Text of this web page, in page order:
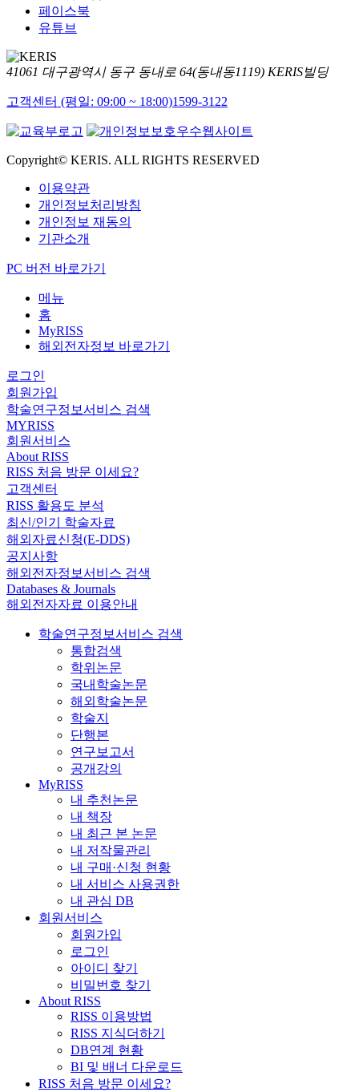
페이스북
유튜브
41061 대구광역시 동구 동내로 64(동내동1119) KERIS빌딩
고객센터 (평일: 09:00 ~ 18:00)1599-3122
Copyright© KERIS. ALL RIGHTS RESERVED
이용약관
개인정보처리방침
개인정보 재동의
기관소개
PC 버전 바로가기
메뉴
홈
MyRISS
해외전자정보 바로가기
로그인
회원가입
학술연구정보서비스 검색
MYRISS
회원서비스
About RISS
RISS 처음 방문 이세요?
고객센터
RISS 활용도 분석
최신/인기 학술자료
해외자료신청(E-DDS)
공지사항
해외전자정보서비스 검색
Databases & Journals
해외전자자료 이용안내
학술연구정보서비스 검색
통합검색
학위논문
국내학술논문
해외학술논문
학술지
단행본
연구보고서
공개강의
MyRISS
내 추천논문
내 책장
내 최근 본 논문
내 저작물관리
내 구매·신청 현황
내 서비스 사용권한
내 관심 DB
회원서비스
회원가입
로그인
아이디 찾기
비밀번호 찾기
About RISS
RISS 이용방법
RISS 지식더하기
DB연계 현황
BI 및 배너 다운로드
RISS 처음 방문 이세요?